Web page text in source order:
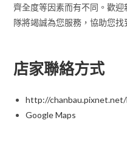
齊全度等因素而有不同。歡
隊將竭誠為您服務，協助您找
店家聯絡方式
http://
Google Maps